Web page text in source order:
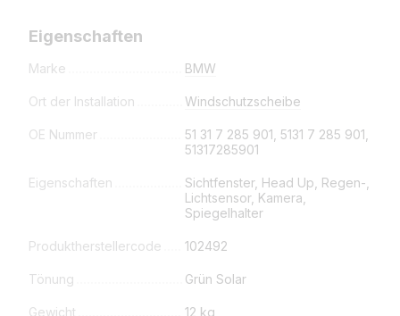
Eigenschaften
Marke BMW
Ort der Installation Windschutzscheibe
OE Nummer
51 31 7 285 901, 5131 7 285 901,
51317285901
Eigenschaften
Sichtfenster, Head Up, Regen-,
Lichtsensor, Kamera,
Spiegelhalter
Produktherstellercode 102492
Tönung Grün Solar
Gewicht 12 kg